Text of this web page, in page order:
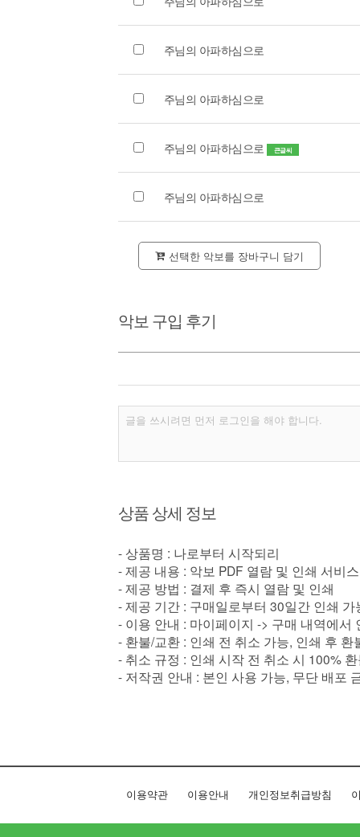
주님의 아파하심으로
주님의 아파하심으로
주님의 아파하심으로 큰글씨
주님의 아파하심으로
선택한 악보를 장바구니 담기
악보 구입 후기
상품 상세 정보
- 상품명 : 나로부터 시작되리
- 제공 내용 : 악보 PDF 열람 및 인쇄 서비스
- 제공 방법 : 결제 후 즉시 열람 및 인쇄
- 제공 기간 : 구매일로부터 30일간 인쇄
- 이용 안내 : 마이페이지 -> 구매 내역에서
- 환불/교환 : 인쇄 전 취소 가능, 인쇄 후 환
- 취소 규정 : 인쇄 시작 전 취소 시 100%
- 저작권 안내 : 본인 사용 가능, 무단 배포
이용약관 이용안내 개인정보취급방침